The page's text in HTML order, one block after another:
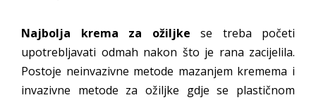
Najbolja krema za ožiljke se treba početi
upotrebljavati odmah nakon što je rana zacijelila.
Postoje neinvazivne metode mazanjem kremema i
invazivne metode za ožiljke gdje se plastičnom